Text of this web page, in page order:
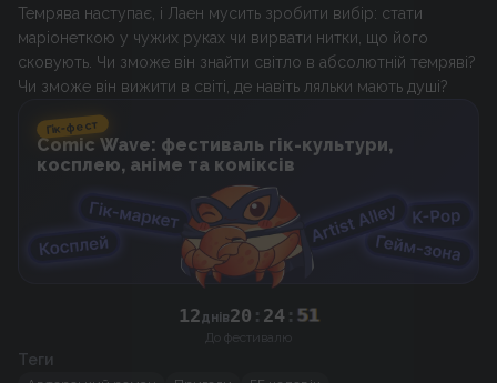
Темрява наступає, і Лаен мусить зробити вибір: стати
маріонеткою у чужих руках чи вирвати нитки, що його
сковують. Чи зможе він знайти світло в абсолютній темряві?
Чи зможе він вижити в світі, де навіть ляльки мають душі?
Гік-фест
Comic Wave: фестиваль гік-культури,
косплею, аніме та коміксів
12днів20 : 24 : 51
До фестивалю
Теги